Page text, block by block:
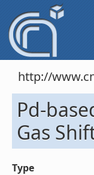
http://
Pd-
Gas
Type